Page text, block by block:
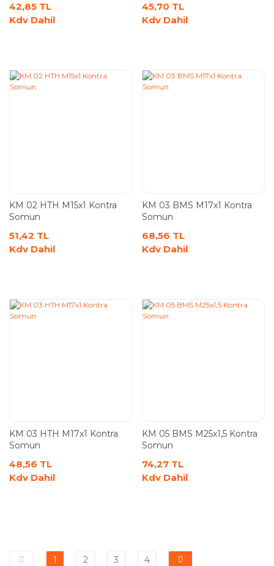
42,85 TL
Kdv Dahil
45,70 TL
Kdv Dahil
KM 02 HTH M15x1 Kontra
Somun
51,42 TL
Kdv Dahil
KM 03 BMS M17x1 Kontra
Somun
68,56 TL
Kdv Dahil
KM 03 HTH M17x1 Kontra
Somun
48,56 TL
Kdv Dahil
KM 05 BMS M25x1,5 Kontra
Somun
74,27 TL
Kdv Dahil
1 2 3 4